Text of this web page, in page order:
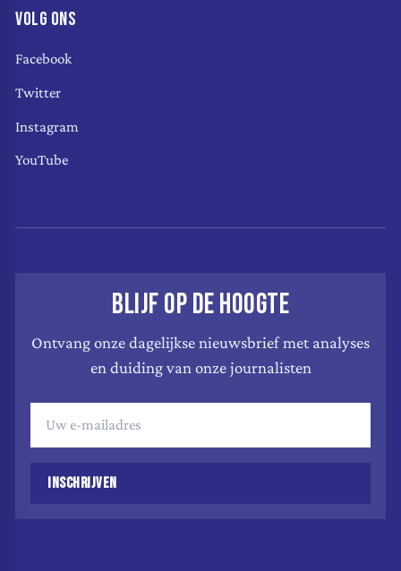
VOLG ONS
Facebook
Twitter
Instagram
YouTube
BLIJF OP DE HOOGTE
Ontvang onze dagelijkse nieuwsbrief met analyses
en duiding van onze journalisten
INSCHRIJVEN